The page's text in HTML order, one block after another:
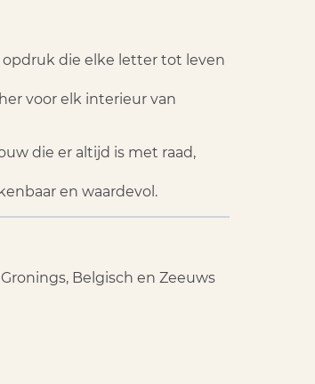
die elke letter tot leven
voor elk interieur van
die er altijd is met raad,
en waardevol.
Belgisch en Zeeuws